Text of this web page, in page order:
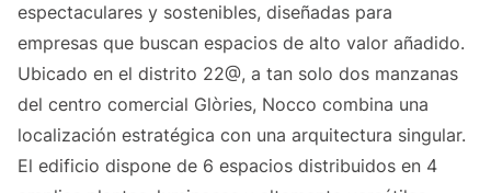
espectaculares y sostenibles, diseñadas para
empresas que buscan espacios de alto valor añadido.
Ubicado en el distrito 22@, a tan solo dos manzanas
del centro comercial Glòries, Nocco combina una
localización estratégica con una arquitectura singular.
El edificio dispone de 6 espacios distribuidos en 4